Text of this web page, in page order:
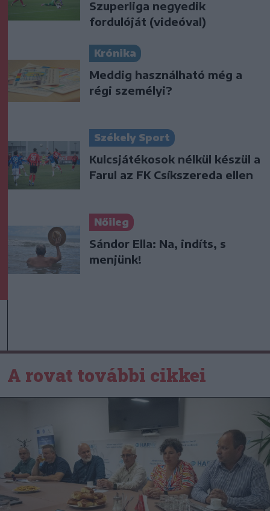
Szuperliga negyedik
fordulóját (videóval)
Krónika
Meddig használható még a
régi személyi?
Székely Sport
Kulcsjátékosok nélkül készül a
Farul az FK Csíkszereda ellen
Nőileg
Sándor Ella: Na, indíts, s
menjünk!
A rovat további cikkei